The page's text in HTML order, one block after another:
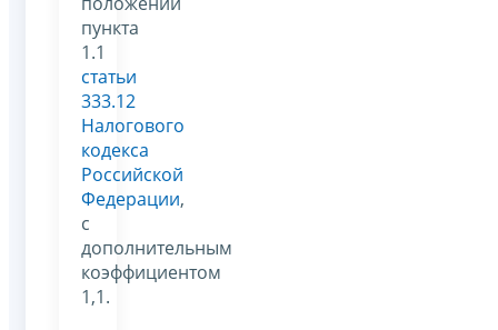
пункта
1.1
статьи
333.12
Налогового
кодекса
Российской
Федерации,
с
дополнительным
коэффициентом
1,1.